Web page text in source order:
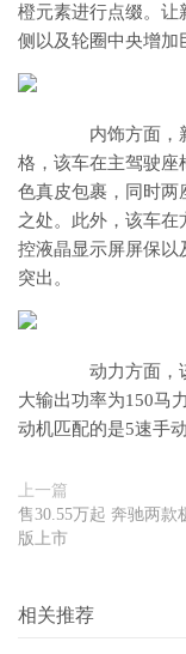
橙元素进行点缀。让
侧以及轮圈中央增加
内饰方面，新
格，该车在主驾驶座
色真皮包裹，同时两
之处。此外，该车在
控液晶显示屏屏保以
突出。
动力方面，该
大输出功率为150马
动机匹配的是5速手
上一篇
售30.55万起 奔驰两款
版上市
相关推荐